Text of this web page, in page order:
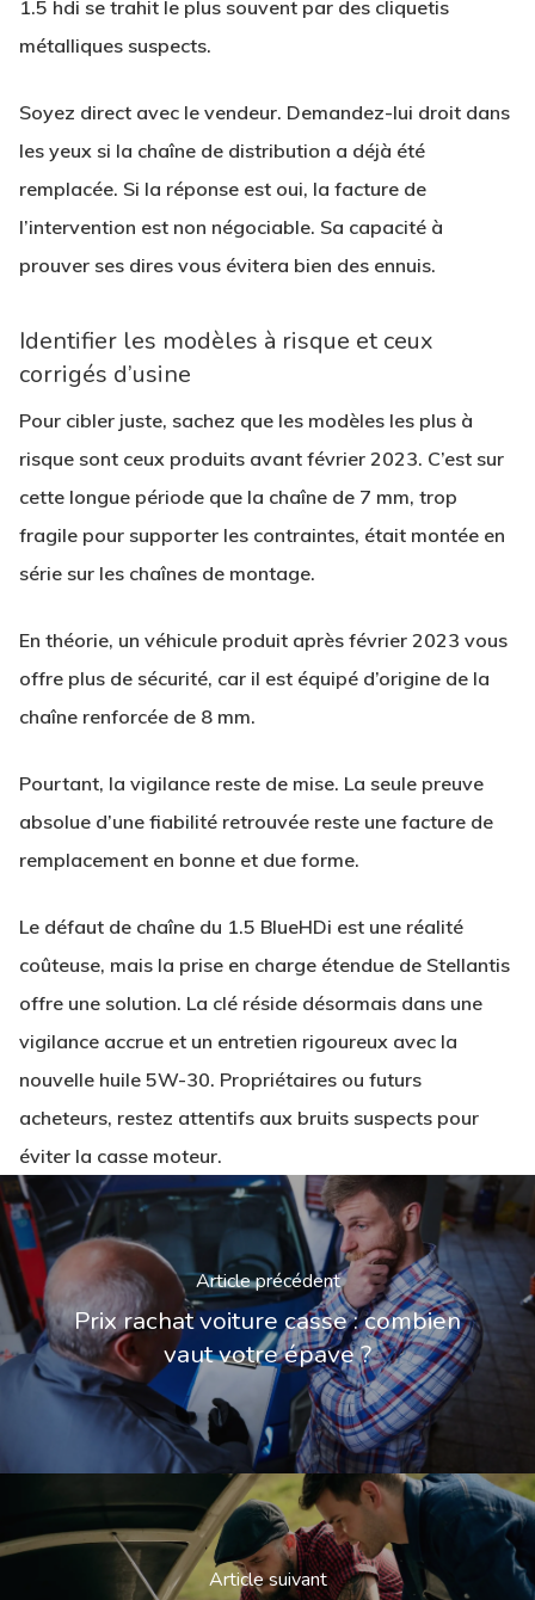
1.5 hdi se trahit le plus souvent par des cliquetis
métalliques suspects.
Soyez direct avec le vendeur. Demandez-lui droit dans
les yeux si la chaîne de distribution a déjà été
remplacée. Si la réponse est oui, la facture de
l’intervention est non négociable. Sa capacité à
prouver ses dires vous évitera bien des ennuis.
Identifier les modèles à risque et ceux
corrigés d’usine
Pour cibler juste, sachez que les modèles les plus à
risque sont ceux produits avant février 2023. C’est sur
cette longue période que la chaîne de 7 mm, trop
fragile pour supporter les contraintes, était montée en
série sur les chaînes de montage.
En théorie, un véhicule produit après février 2023 vous
offre plus de sécurité, car il est équipé d’origine de la
chaîne renforcée de 8 mm.
Pourtant, la vigilance reste de mise. La seule preuve
absolue d’une fiabilité retrouvée reste une facture de
remplacement en bonne et due forme.
Le défaut de chaîne du 1.5 BlueHDi est une réalité
coûteuse, mais la prise en charge étendue de Stellantis
offre une solution. La clé réside désormais dans une
vigilance accrue et un entretien rigoureux avec la
nouvelle huile 5W-30. Propriétaires ou futurs
acheteurs, restez attentifs aux bruits suspects pour
éviter la casse moteur.
Article précédent
Prix rachat voiture casse : combien
vaut votre épave ?
Article suivant